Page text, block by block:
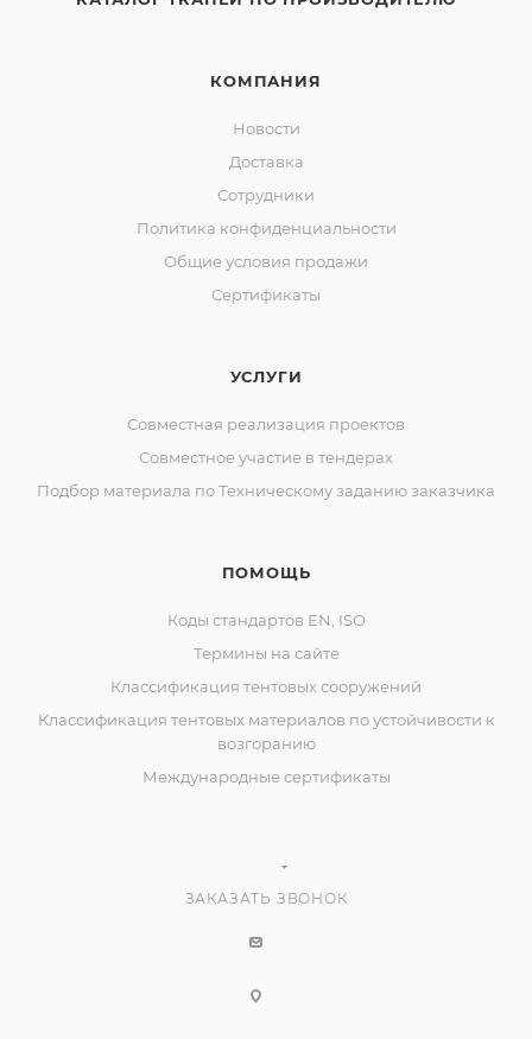
КОМПАНИЯ
Новости
Доставка
Сотрудники
Политика конфиденциальности
Общие условия продажи
Сертификаты
УСЛУГИ
Совместная реализация проектов
Совместное участие в тендерах
Подбор материала по Техническому заданию заказчика
ПОМОЩЬ
Коды стандартов EN, ISO
Термины на сайте
Классификация тентовых сооружений
Классификация тентовых материалов по устойчивости к
возгоранию
Международные сертификаты
ЗАКАЗАТЬ ЗВОНОК